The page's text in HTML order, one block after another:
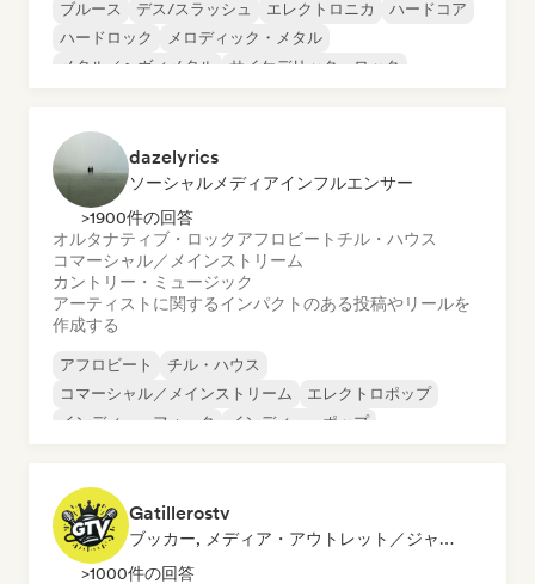
ブルース デス/スラッシュ エレクトロニカ
ハードコア
ハードロック
メロディック・メタル
メタル／ヘヴィメタル
サイケデリック・ロック
dazelyrics
ソーシャルメディアインフルエンサー
>1900件の回答
オルタナティブ・ロックアフロビート チル・ハウス
コマーシャル／メインストリーム
カントリー・ミュージック
アーティストに関するインパクトのある投稿やリールを
作成する
アフロビート
チル・ハウス
コマーシャル／メインストリーム
エレクトロポップ
インディー・フォーク
インディー・ポップ
Gatillerostv
ブッカー, メディア・アウトレット／ジャーナリスト, ソーシャルメディアインフルエンサー
>1000件の回答